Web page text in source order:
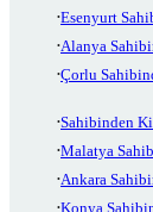
Esenyurt
Alanya
Çorlu
Sahibinden
Malatya
Ankara
Konya